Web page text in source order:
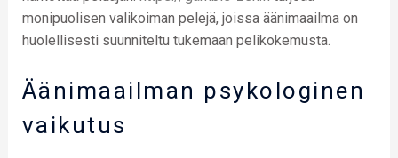
monipuolisen valikoiman pelejä, joissa äänimaailma on
huolellisesti suunniteltu tukemaan pelikokemusta.
Äänimaailman psykologinen
vaikutus